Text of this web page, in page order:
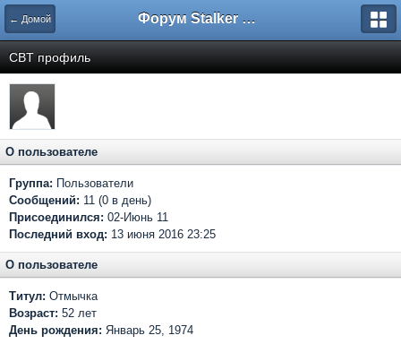
← Домой Форум Stalker Simbion Mod
CBT профиль
О пользователе
Группа: Пользователи
Сообщений: 11 (0 в день)
Присоединился: 02-Июнь 11
Последний вход: 13 июня 2016 23:25
О пользователе
Титул: Отмычка
Возраст: 52 лет
День рождения: Январь 25, 1974